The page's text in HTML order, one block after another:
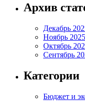
Архив
Декабрь
Ноябрь 2025
Октябрь
Сентябрь
Категории
Бюджет и